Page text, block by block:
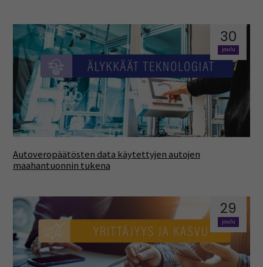
30
joulu
Autoveropäätösten data käytettyjen autojen
maahantuonnin tukena
29
joulu